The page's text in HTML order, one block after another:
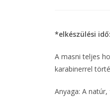
*elkészülési
A masni teljes
karabinerrel
Anyaga: A